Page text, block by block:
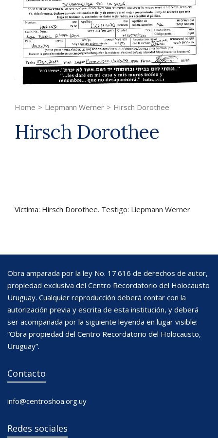
Home > Liepmann Werner > Hirsch Dorothee
Hirsch Dorothee
Víctima: Hirsch Dorothee. Testigo: Liepmann Werner
Obra amparada por la ley No. 17.616 de derechos de autor,
propiedad exclusiva del Centro Recordatorio del Holocausto
Uruguay. Cualquier reproducción deberá contar con la
autorización previa y escrita de esta institución, y deberá
ser acompañada por la siguiente leyenda en lugar visible:
“Obra propiedad del Centro Recordatorio del Holocausto,
Uruguay”.
Contacto
info@centroshoa.org.uy
Redes sociales